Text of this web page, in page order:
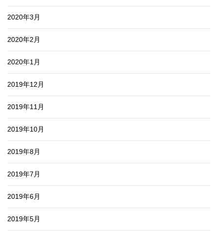
2020年3月
2020年2月
2020年1月
2019年12月
2019年11月
2019年10月
2019年8月
2019年7月
2019年6月
2019年5月